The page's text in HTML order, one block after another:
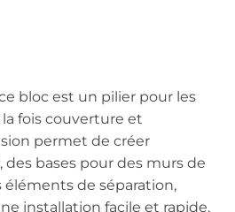
bloc est un pilier pour les
fois couverture et
permet de créer
des bases pour des murs de
de séparation,
installation facile et rapide.